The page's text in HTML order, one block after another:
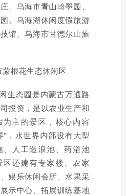
、乌海市青山翰墨园、
、乌海湖休闲度假旅游
馆、乌海市甘德尔山旅
蒙根花生态休闲区
生态园是内蒙古万通路
投资，是以农业生产和
为主的景区，核心内容
”，水世界内部设有大型
、人工造浪池、药浴池
区还建有专家楼、农家
娱乐休闲会所、水果采
示中心、拓展训练基地